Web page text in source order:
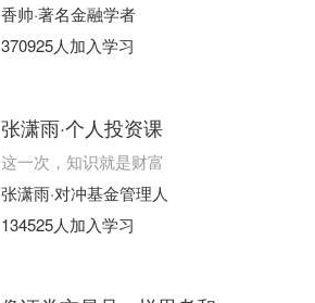
香帅·著名金融学者
370925人加入学习
张潇雨·个人投资课
这一次，知识就是财富
张潇雨·对冲基金管理人
134525人加入学习